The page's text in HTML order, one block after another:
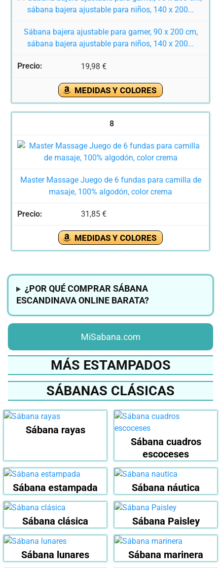
Sábana bajera ajustable para gamer, 90 x 200 cm,
sábana bajera ajustable para niños, 140 x 200...
19,98 €
MEDIDAS Y COLORES
8
Master Massage Juego de 6 fundas para camilla de
masaje, 100% algodón, color crema
31,85 €
MEDIDAS Y COLORES
¿POR QUÉ COMPRAR SÁBANA
ESCANDINAVA ONLINE BARATA?
MiSabana.com
MÁS ESTAMPADOS
SÁBANAS CLÁSICAS
Sábana rayas
Sábana cuadros
escoceses
Sábana estampada Sábana náutica
Sábana clásica Sábana Paisley
Sábana lunares Sábana marinera